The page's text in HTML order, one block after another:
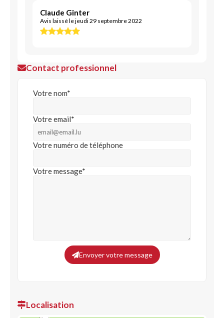
Claude Ginter
Avis laissé le jeudi 29 septembre 2022
Contact professionnel
Votre nom*
Votre email*
Votre numéro de téléphone
Votre message*
Envoyer votre message
Localisation